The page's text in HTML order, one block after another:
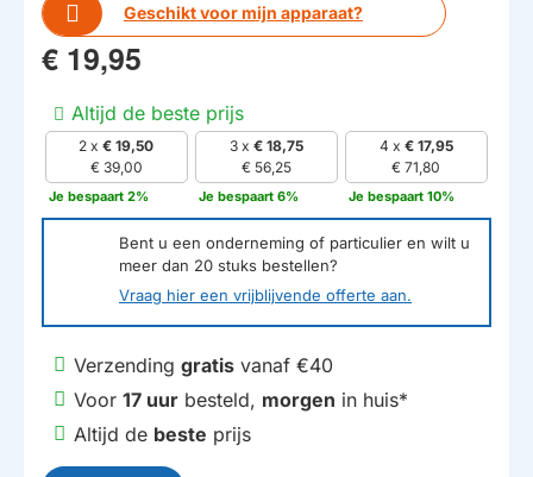
Geschikt voor mijn apparaat?
€ 19,95
Altijd de beste prijs
2 x€ 19,50
€ 39,00
Je bespaart 2%
3 x € 18,75
€ 56,25
Je bespaart 6%
4 x € 17,95
€ 71,80
Je bespaart 10%
Bent u een onderneming of particulier en wilt u
meer dan 20 stuks bestellen?
Vraag hier een vrijblijvende offerte aan.
Verzending gratis vanaf €40
Voor 17 uur besteld, morgen in huis*
Altijd de beste prijs